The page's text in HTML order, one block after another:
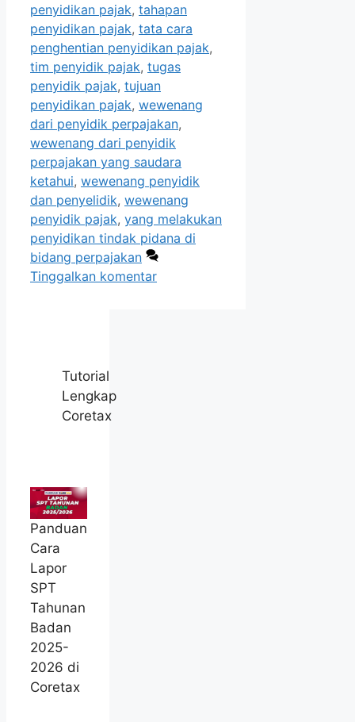
penyidikan pajak, tahapan
penyidikan pajak, tata cara
penghentian penyidikan pajak,
tim penyidik pajak, tugas
penyidik pajak, tujuan
penyidikan pajak, wewenang
dari penyidik perpajakan,
wewenang dari penyidik
perpajakan yang saudara
ketahui, wewenang penyidik
dan penyelidik, wewenang
penyidik pajak, yang melakukan
penyidikan tindak pidana di
bidang perpajakan
Tinggalkan komentar
Tutorial
Lengkap
Coretax
Panduan
Cara
Lapor
SPT
Tahunan
Badan
2025-
2026 di
Coretax